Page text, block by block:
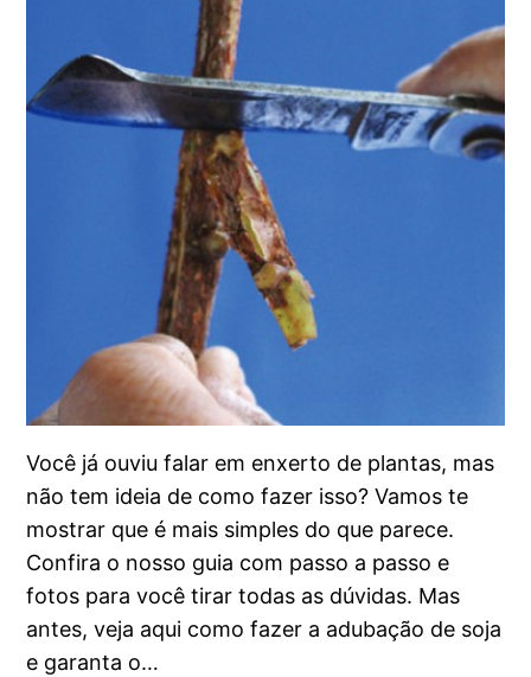
Você já ouviu falar em enxerto de plantas, mas
não tem ideia de como fazer isso? Vamos te
mostrar que é mais simples do que parece.
Confira o nosso guia com passo a passo e
fotos para você tirar todas as dúvidas. Mas
antes, veja aqui como fazer a adubação de soja
e garanta o…